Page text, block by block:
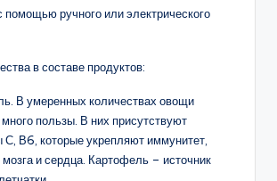
помощью ручного или электрического
в составе продуктов:
В умеренных количествах овощи
пользы. В них присутствуют
С, В6, которые укрепляют иммунитет,
мозга и сердца. Картофель – источник